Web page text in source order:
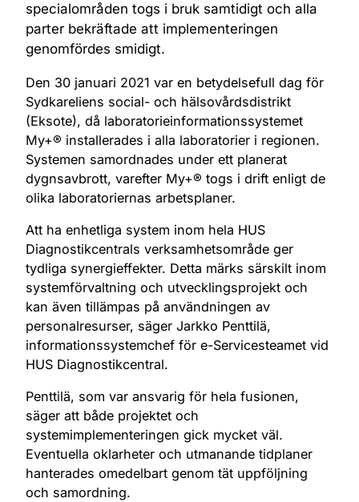
specialområden togs i bruk samtidigt och alla
parter bekräftade att implementeringen
genomfördes smidigt.
Den 30 januari 2021 var en betydelsefull dag för
Sydkareliens social- och hälsovårdsdistrikt
(Eksote), då laboratorieinformationssystemet
My+® installerades i alla laboratorier i regionen.
Systemen samordnades under ett planerat
dygnsavbrott, varefter My+® togs i drift enligt de
olika laboratoriernas arbetsplaner.
Att ha enhetliga system inom hela HUS
Diagnostikcentrals verksamhetsområde ger
tydliga synergieffekter. Detta märks särskilt inom
systemförvaltning och utvecklingsprojekt och
kan även tillämpas på användningen av
personalresurser, säger Jarkko Penttilä,
informationssystemchef för e-Servicesteamet vid
HUS Diagnostikcentral.
Penttilä, som var ansvarig för hela fusionen,
säger att både projektet och
systemimplementeringen gick mycket väl.
Eventuella oklarheter och utmanande tidplaner
hanterades omedelbart genom tät uppföljning
och samordning.